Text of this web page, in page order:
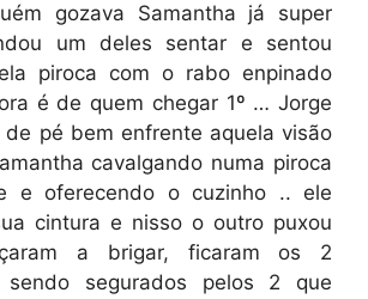
gozava Samantha já super
um deles sentar e sentou
piroca com o rabo enpinado
é de quem chegar 1º … Jorge
pé bem enfrente aquela visão
cavalgando numa piroca
e oferecendo o cuzinho .. ele
cintura e nisso o outro puxou
a brigar, ficaram os 2
segurados pelos 2 que